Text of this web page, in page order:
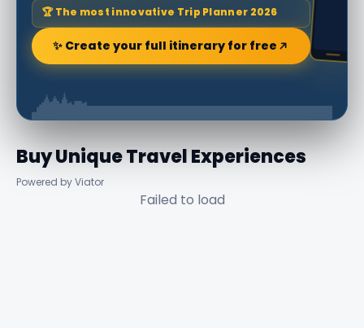
🏆 The most innovative Trip Planner 2026
✨ Create your full itinerary for free
Buy Unique Travel Experiences
Powered by Viator
Failed to load